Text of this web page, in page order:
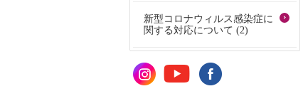
新型コロナウィルス感染症に
関する対応について (2)